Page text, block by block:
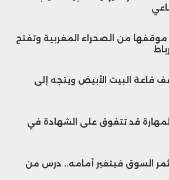
لمراكز البيانات، إلى جانب
بالأمن السيبراني وسلامة
وتشير تقارير إلى أن الشركة
تأجيل إطلاق النسخة
إخضاعه لمراجعات أمنية
من الصحراء المغربية وتفتح
قاعة البيت الأبيض ويتجه إلى
قد تتفوق على الشهادة في
السوق فيتغير أمامه.. درس من